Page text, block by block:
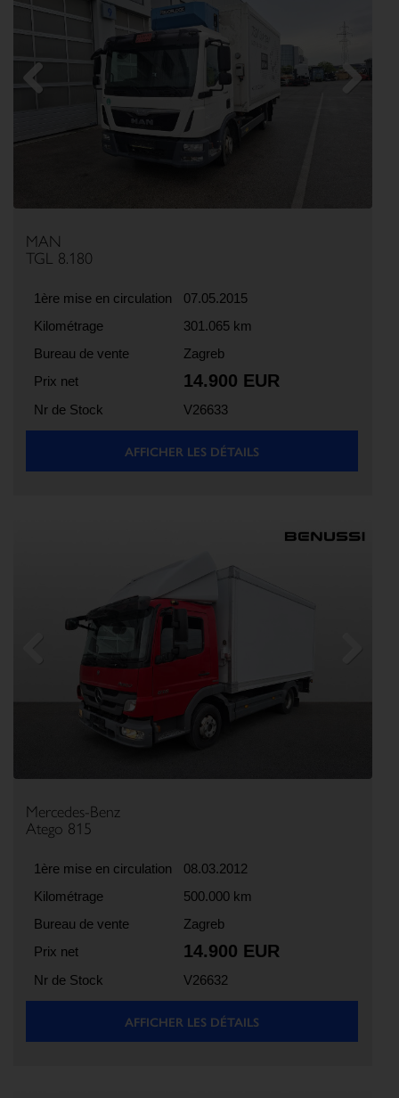
MAN
TGL 8.180
1ère mise en circulation
07.05.2015
Kilométrage
301.065 km
Bureau de vente
Zagreb
Prix net
14.900 EUR
Nr de Stock V26633
AFFICHER LES DÉTAILS
Mercedes-Benz
Atego 815
1ère mise en circulation
08.03.2012
Kilométrage
500.000 km
Bureau de vente
Zagreb
Prix net
14.900 EUR
Nr de Stock V26632
AFFICHER LES DÉTAILS